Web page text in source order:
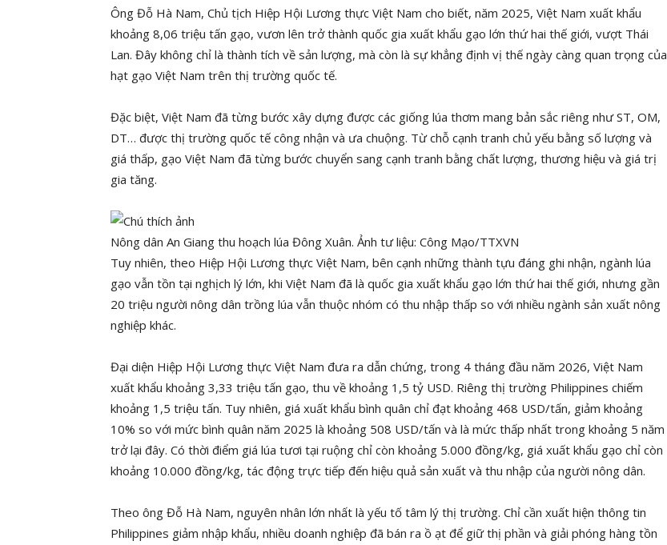
Ông Đỗ Hà Nam, Chủ tịch Hiệp Hội Lương thực Việt Nam cho biết, năm 2025, Việt Nam xuất khẩu
khoảng 8,06 triệu tấn gạo, vươn lên trở thành quốc gia xuất khẩu gạo lớn thứ hai thế giới, vượt Thái
Lan. Đây không chỉ là thành tích về sản lượng, mà còn là sự khẳng định vị thế ngày càng quan trọng của
hạt gạo Việt Nam trên thị trường quốc tế.
Đặc biệt, Việt Nam đã từng bước xây dựng được các giống lúa thơm mang bản sắc riêng như ST, OM,
DT… được thị trường quốc tế công nhận và ưa chuộng. Từ chỗ cạnh tranh chủ yếu bằng số lượng và
giá thấp, gạo Việt Nam đã từng bước chuyển sang cạnh tranh bằng chất lượng, thương hiệu và giá trị
gia tăng.
Nông dân An Giang thu hoạch lúa Đông Xuân. Ảnh tư liệu: Công Mạo/TTXVN
Tuy nhiên, theo Hiệp Hội Lương thực Việt Nam, bên cạnh những thành tựu đáng ghi nhận, ngành lúa
gạo vẫn tồn tại nghịch lý lớn, khi Việt Nam đã là quốc gia xuất khẩu gạo lớn thứ hai thế giới, nhưng gần
20 triệu người nông dân trồng lúa vẫn thuộc nhóm có thu nhập thấp so với nhiều ngành sản xuất nông
nghiệp khác.
Đại diện Hiệp Hội Lương thực Việt Nam đưa ra dẫn chứng, trong 4 tháng đầu năm 2026, Việt Nam
xuất khẩu khoảng 3,33 triệu tấn gạo, thu về khoảng 1,5 tỷ USD. Riêng thị trường Philippines chiếm
khoảng 1,5 triệu tấn. Tuy nhiên, giá xuất khẩu bình quân chỉ đạt khoảng 468 USD/tấn, giảm khoảng
10% so với mức bình quân năm 2025 là khoảng 508 USD/tấn và là mức thấp nhất trong khoảng 5 năm
trở lại đây. Có thời điểm giá lúa tươi tại ruộng chỉ còn khoảng 5.000 đồng/kg, giá xuất khẩu gạo chỉ còn
khoảng 10.000 đồng/kg, tác động trực tiếp đến hiệu quả sản xuất và thu nhập của người nông dân.
Theo ông Đỗ Hà Nam, nguyên nhân lớn nhất là yếu tố tâm lý thị trường. Chỉ cần xuất hiện thông tin
Philippines giảm nhập khẩu, nhiều doanh nghiệp đã bán ra ồ ạt để giữ thị phần và giải phóng hàng tồn